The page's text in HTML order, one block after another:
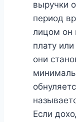
выручки
период
лицом он
плату
они
Если